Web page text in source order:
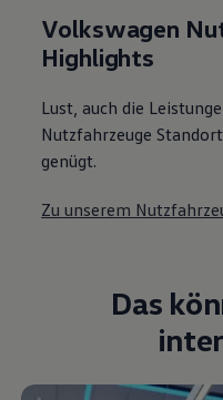
Volkswagen
Highlights
Lust, auch die
Nutzfahrzeuge
genügt.
Zu unserem
Das